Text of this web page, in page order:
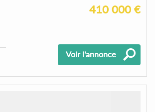
410 000 €
Voir l'annonce